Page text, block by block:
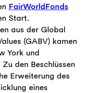
FairWorldFonds
Start.
aus der Global
(GABV) kamen
York und
den Beschlüssen
Erweiterung des
eines